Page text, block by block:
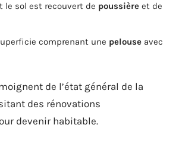
le sol est recouvert de poussière et de
comprenant une pelouse avec
de l’état général de la
des rénovations
devenir habitable.